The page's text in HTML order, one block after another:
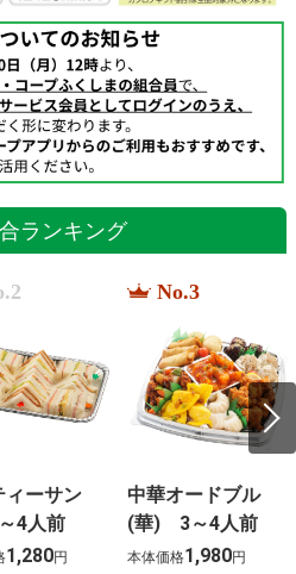
ランキング
ィーサン
4人前
1,280円
No.3
中華オードブル
(華) 3～4人前
本体価格1,980円